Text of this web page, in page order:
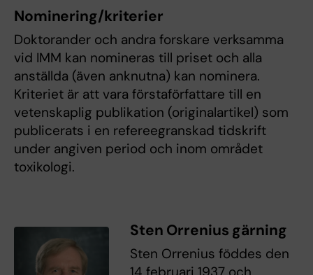
Nominering/kriterier
Doktorander och andra forskare verksamma
vid IMM kan nomineras till priset och alla
anställda (även anknutna) kan nominera.
Kriteriet är att vara förstaförfattare till en
vetenskaplig publikation (originalartikel) som
publicerats i en refereegranskad tidskrift
under angiven period och inom området
toxikologi.
Sten Orrenius gärning
Sten Orrenius föddes den